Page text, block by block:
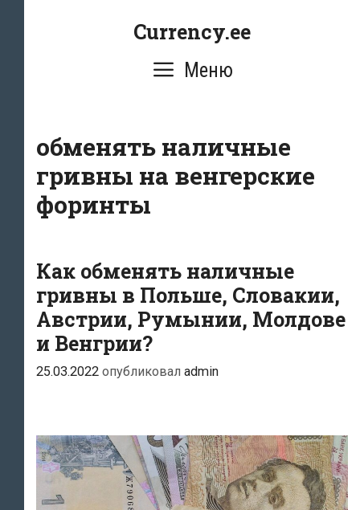
Currency.ee
Меню
обменять наличные
гривны на венгерские
форинты
Как обменять наличные
гривны в Польше, Словакии,
Австрии, Румынии, Молдове
и Венгрии?
25.03.2022 опубликовал admin